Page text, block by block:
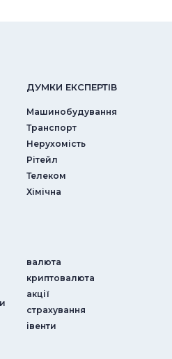
ДУМКИ ЕКСПЕРТIВ
Машинобудування
Транспорт
Нерухомість
Рітейл
Телеком
Хімічна
валюта
криптовалюта
акції
страхування
iвенти